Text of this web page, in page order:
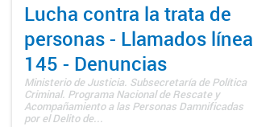
Lucha contra la trata de
personas - Llamados línea
145 - Denuncias
Ministerio de Justicia. Subsecretaría de Política
Criminal. Programa Nacional de Rescate y
Acompañamiento a las Personas Damnificadas
por el Delito de...